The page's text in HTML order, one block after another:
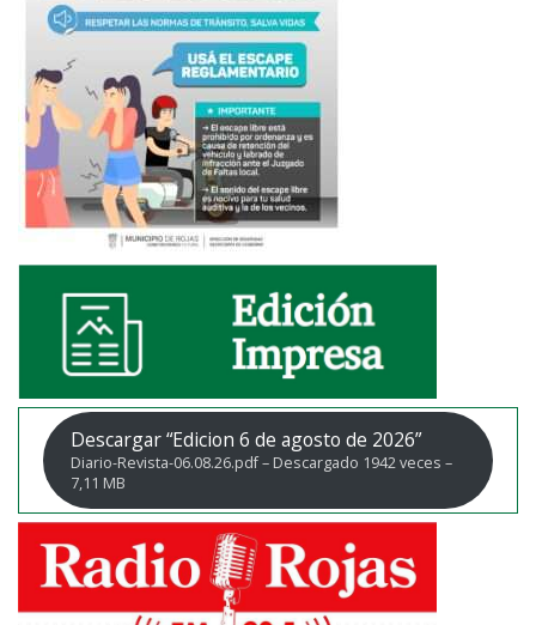
Descargar “Edicion 6 de agosto de 2026”
Diario-Revista-06.08.26.pdf – Descargado 1942 veces –
7,11 MB